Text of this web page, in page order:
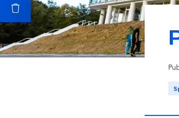
i
p
© Michel Malvezin - Agglomération Pau